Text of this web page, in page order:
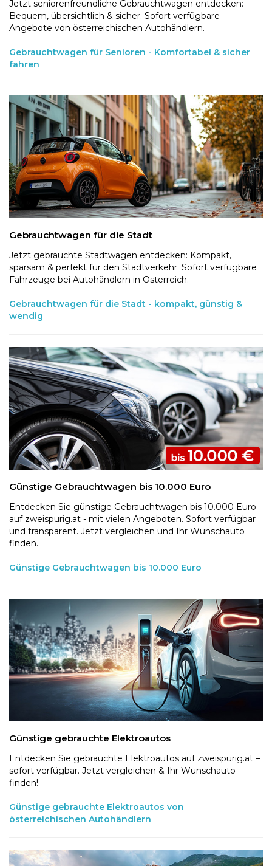
Jetzt seniorenfreundliche Gebrauchtwagen entdecken:
Bequem, übersichtlich & sicher. Sofort verfügbare
Angebote von österreichischen Autohändlern.
Gebrauchtwagen für Senioren - Komfortabel & sicher
fahren
Gebrauchtwagen für die Stadt
Jetzt gebrauchte Stadtwagen entdecken: Kompakt,
sparsam & perfekt für den Stadtverkehr. Sofort verfügbare
Fahrzeuge bei Autohändlern in Österreich.
Gebrauchtwagen für die Stadt - kompakt, günstig &
wendig
Günstige Gebrauchtwagen bis 10.000 Euro
Entdecken Sie günstige Gebrauchtwagen bis 10.000 Euro
auf zweispurig.at - mit vielen Angeboten. Sofort verfügbar
und transparent. Jetzt vergleichen und Ihr Wunschauto
finden.
Günstige Gebrauchtwagen bis 10.000 Euro
Günstige gebrauchte Elektroautos
Entdecken Sie gebrauchte Elektroautos auf zweispurig.at –
sofort verfügbar. Jetzt vergleichen & Ihr Wunschauto
finden!
Günstige gebrauchte Elektroautos von
österreichischen Autohändlern